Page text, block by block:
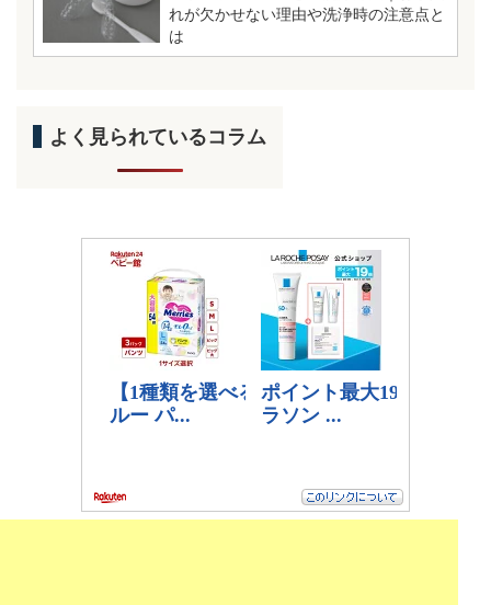
れが欠かせない理由や洗浄時の注意点と
は
よく見られているコラム